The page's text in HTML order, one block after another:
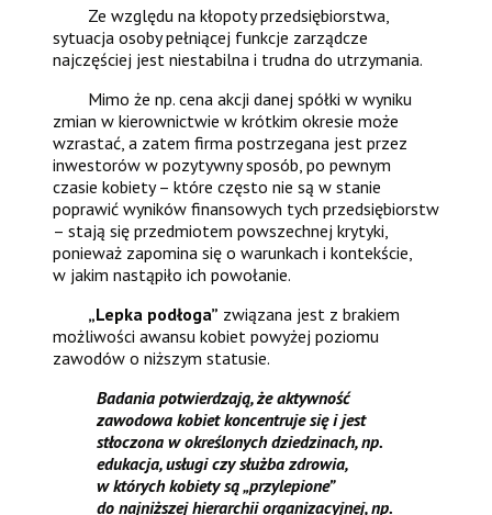
Ze względu na kłopoty przedsiębiorstwa,
sytuacja osoby pełniącej funkcje zarządcze
najczęściej jest niestabilna i trudna do utrzymania.
Mimo że np. cena akcji danej spółki w wyniku
zmian w kierownictwie w krótkim okresie może
wzrastać, a zatem firma postrzegana jest przez
inwestorów w pozytywny sposób, po pewnym
czasie kobiety – które często nie są w stanie
poprawić wyników finansowych tych przedsiębiorstw
– stają się przedmiotem powszechnej krytyki,
ponieważ zapomina się o warunkach i kontekście,
w jakim nastąpiło ich powołanie.
„Lepka podłoga” związana jest z brakiem
możliwości awansu kobiet powyżej poziomu
zawodów o niższym statusie.
Badania potwierdzają, że aktywność
zawodowa kobiet koncentruje się i jest
stłoczona w określonych dziedzinach, np.
edukacja, usługi czy służba zdrowia,
w których kobiety są „przylepione”
do najniższej hierarchii organizacyjnej, np.